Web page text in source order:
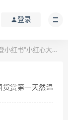
登录
榜单国货赏第一天然温和护肤 给消费
货赏第一天然温